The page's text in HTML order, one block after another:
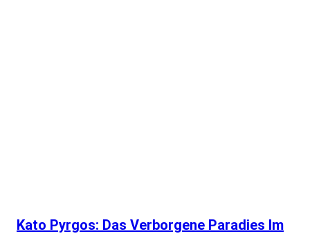
Kato Pyrgos: Das Verborgene Paradies Im